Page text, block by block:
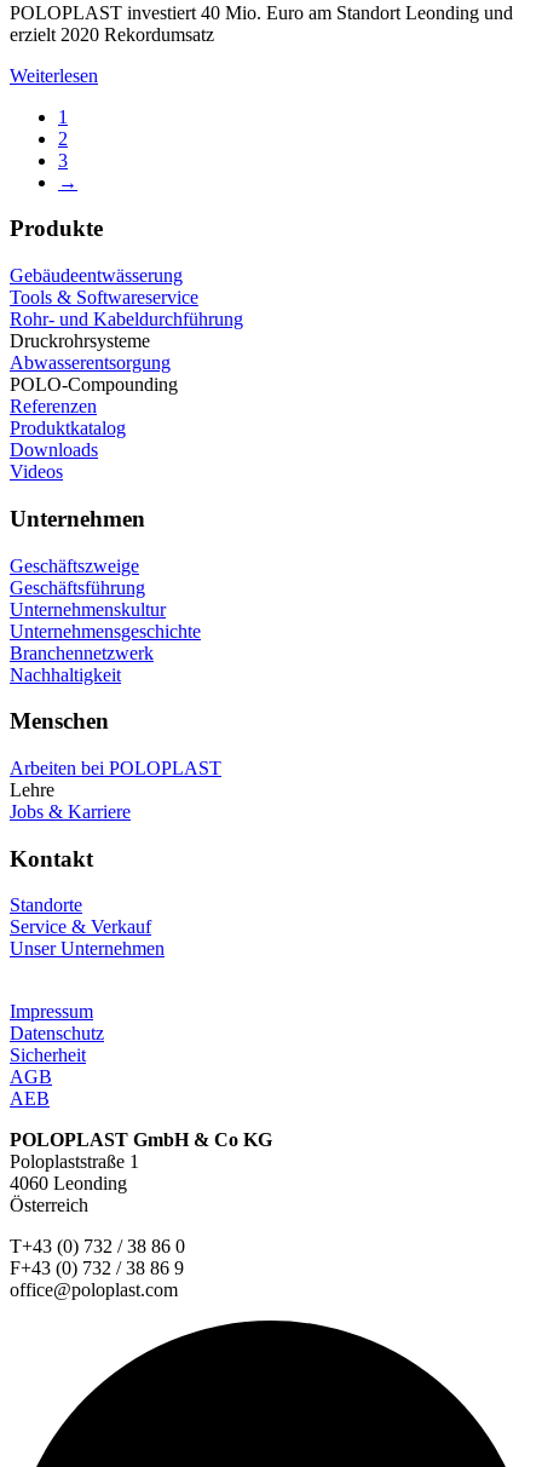
POLOPLAST investiert 40 Mio. Euro am Standort Leonding und
erzielt 2020 Rekordumsatz
Weiterlesen
1
2
3
→
Produkte
Gebäudeentwässerung
Tools & Softwareservice
Rohr- und Kabeldurchführung
Druckrohrsysteme
Abwasserentsorgung
POLO-Compounding
Referenzen
Produktkatalog
Downloads
Videos
Unternehmen
Geschäftszweige
Geschäftsführung
Unternehmenskultur
Unternehmensgeschichte
Branchennetzwerk
Nachhaltigkeit
Menschen
Arbeiten bei POLOPLAST
Lehre
Jobs & Karriere
Kontakt
Standorte
Service & Verkauf
Unser Unternehmen
Impressum
Datenschutz
Sicherheit
AGB
AEB
POLOPLAST GmbH & Co KG
Poloplaststraße 1
4060 Leonding
Österreich
T+43 (0) 732 / 38 86 0
F+43 (0) 732 / 38 86 9
office@poloplast.com